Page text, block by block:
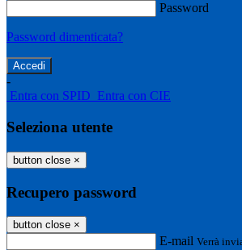
Password
Password dimenticata?
-
Entra con SPID Entra con CIE
Seleziona utente
button close ×
Recupero password
button close ×
E-mail Verrà